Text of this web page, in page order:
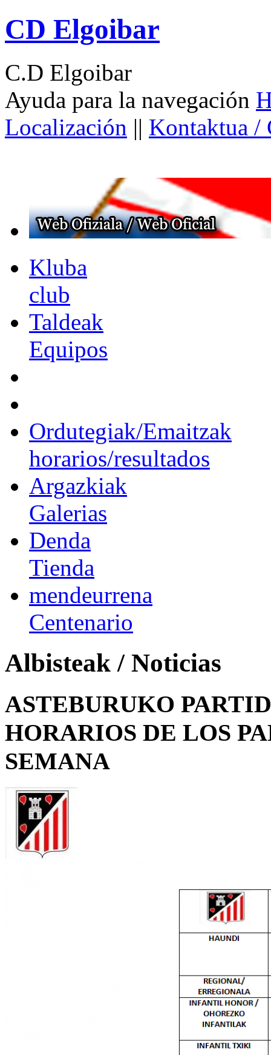
CD Elgoibar
C.D Elgoibar
Ayuda para la navegación
Localización || Kontaktua /
Kluba
club
Taldeak
Equipos
Ordutegiak/Emaitzak
horarios/resultados
Argazkiak
Galerias
Denda
Tienda
mendeurrena
Centenario
Albisteak / Noticias
ASTEBURUKO
HORARIOS DE LOS
SEMANA